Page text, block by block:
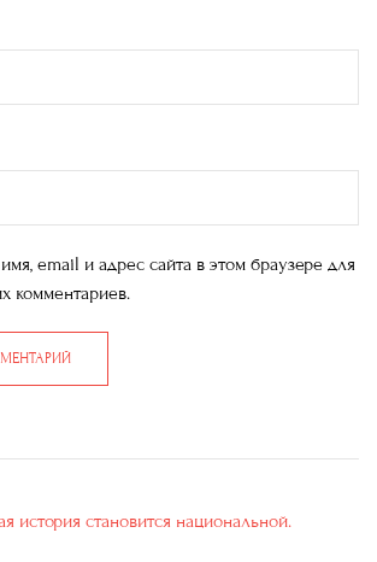
email и адрес сайта в этом браузере для
комментариев.
история становится национальной.